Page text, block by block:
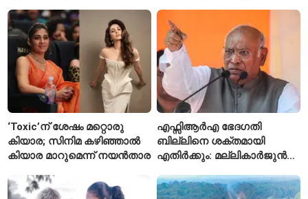
സമ്മർദം
‘Toxic’ന് ശേഷം മറ്റൊരു
കിയാര; സിനിമ കഴിഞ്ഞാൽ
കിയാര മാറുമെന്ന് നയൻതാര
എഫ്സിആർഎ ഭേദഗതി
ബില്ലിനെ ശക്തമായി
എതിർക്കും: മല്ലികാർജുൻ